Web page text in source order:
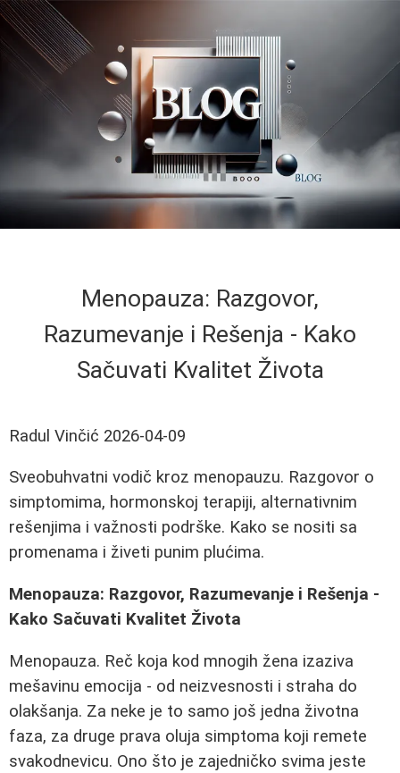
Menopauza: Razgovor,
Razumevanje i Rešenja - Kako
Sačuvati Kvalitet Života
Radul Vinčić 2026-04-09
Sveobuhvatni vodič kroz menopauzu. Razgovor o
simptomima, hormonskoj terapiji, alternativnim
rešenjima i važnosti podrške. Kako se nositi sa
promenama i živeti punim plućima.
Menopauza: Razgovor, Razumevanje i Rešenja -
Kako Sačuvati Kvalitet Života
Menopauza. Reč koja kod mnogih žena izaziva
mešavinu emocija - od neizvesnosti i straha do
olakšanja. Za neke je to samo još jedna životna
faza, za druge prava oluja simptoma koji remete
svakodnevicu. Ono što je zajedničko svima jeste